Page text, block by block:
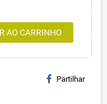
AO CARRINHO
Partilhar